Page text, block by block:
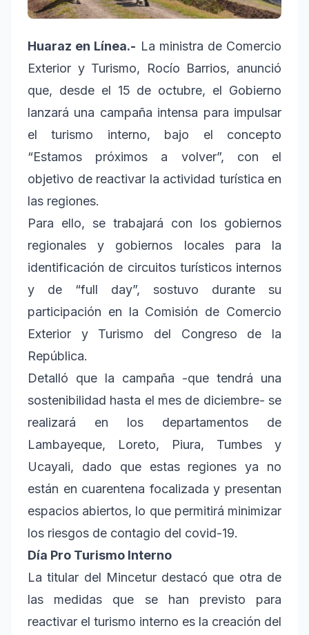
Huaraz en Línea.- La ministra de Comercio
Exterior y Turismo, Rocío Barrios, anunció
que, desde el 15 de octubre, el Gobierno
lanzará una campaña intensa para impulsar
el turismo interno, bajo el concepto
“Estamos próximos a volver”, con el
objetivo de reactivar la actividad turística en
las regiones.
Para ello, se trabajará con los gobiernos
regionales y gobiernos locales para la
identificación de circuitos turísticos internos
y de “full day”, sostuvo durante su
participación en la Comisión de Comercio
Exterior y Turismo del Congreso de la
República.
Detalló que la campaña -que tendrá una
sostenibilidad hasta el mes de diciembre- se
realizará en los departamentos de
Lambayeque, Loreto, Piura, Tumbes y
Ucayali, dado que estas regiones ya no
están en cuarentena focalizada y presentan
espacios abiertos, lo que permitirá minimizar
los riesgos de contagio del covid-19.
Día Pro Turismo Interno
La titular del Mincetur destacó que otra de
las medidas que se han previsto para
reactivar el turismo interno es la creación del